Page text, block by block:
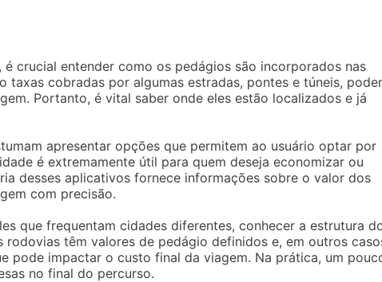
crucial entender como os pedágios são incorporados nas
taxas cobradas por algumas estradas, pontes e túneis,
Portanto, é vital saber onde eles estão localizados e já
apresentar opções que permitem ao usuário optar por
é extremamente útil para quem deseja economizar ou
desses aplicativos fornece informações sobre o valor dos
com precisão.
que frequentam cidades diferentes, conhecer a estrutura
têm valores de pedágio definidos e, em outros
pode impactar o custo final da viagem. Na prática, um
no final do percurso.